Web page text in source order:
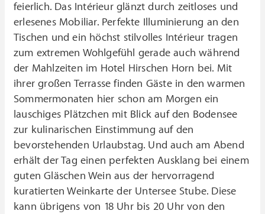
feierlich. Das Intérieur glänzt durch zeitloses und
erlesenes Mobiliar. Perfekte Illuminierung an den
Tischen und ein höchst stilvolles Intérieur tragen
zum extremen Wohlgefühl gerade auch während
der Mahlzeiten im Hotel Hirschen Horn bei. Mit
ihrer großen Terrasse finden Gäste in den warmen
Sommermonaten hier schon am Morgen ein
lauschiges Plätzchen mit Blick auf den Bodensee
zur kulinarischen Einstimmung auf den
bevorstehenden Urlaubstag. Und auch am Abend
erhält der Tag einen perfekten Ausklang bei einem
guten Gläschen Wein aus der hervorragend
kuratierten Weinkarte der Untersee Stube. Diese
kann übrigens von 18 Uhr bis 20 Uhr von den